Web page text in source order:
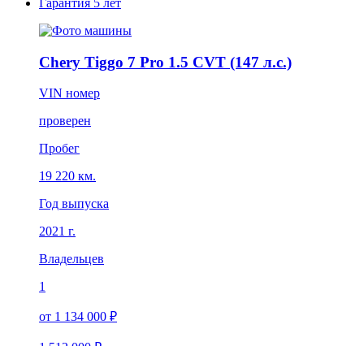
Гарантия 5 лет
Chery Tiggo 7 Pro 1.5 CVT (147 л.с.)
VIN номер
проверен
Пробег
19 220 км.
Год выпуска
2021 г.
Владельцев
1
от 1 134 000 ₽